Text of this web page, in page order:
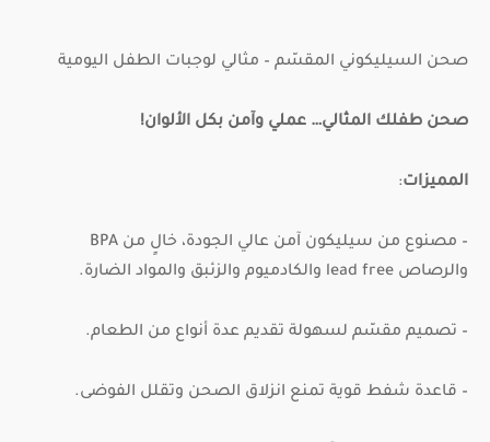
صحن السيليكوني المقسّم – مثالي لوجبات الطفل اليومية
صحن طفلك المثالي… عملي وآمن بكل الألوان!
المميزات:
– مصنوع من سيليكون آمن عالي الجودة، خالٍ من BPA
والرصاص lead free والكادميوم والزئبق والمواد الضارة.
– تصميم مقسّم لسهولة تقديم عدة أنواع من الطعام.
– قاعدة شفط قوية تمنع انزلاق الصحن وتقلل الفوضى.